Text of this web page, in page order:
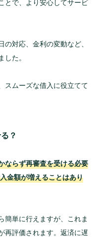
とで、より安心してサービ
対応、金利の変動など、
た。
スムーズな借入に役立てて
？
ならず再審査を受ける必要
金額が増えることはあり
簡単に行えますが、これま
再評価されます。返済に遅